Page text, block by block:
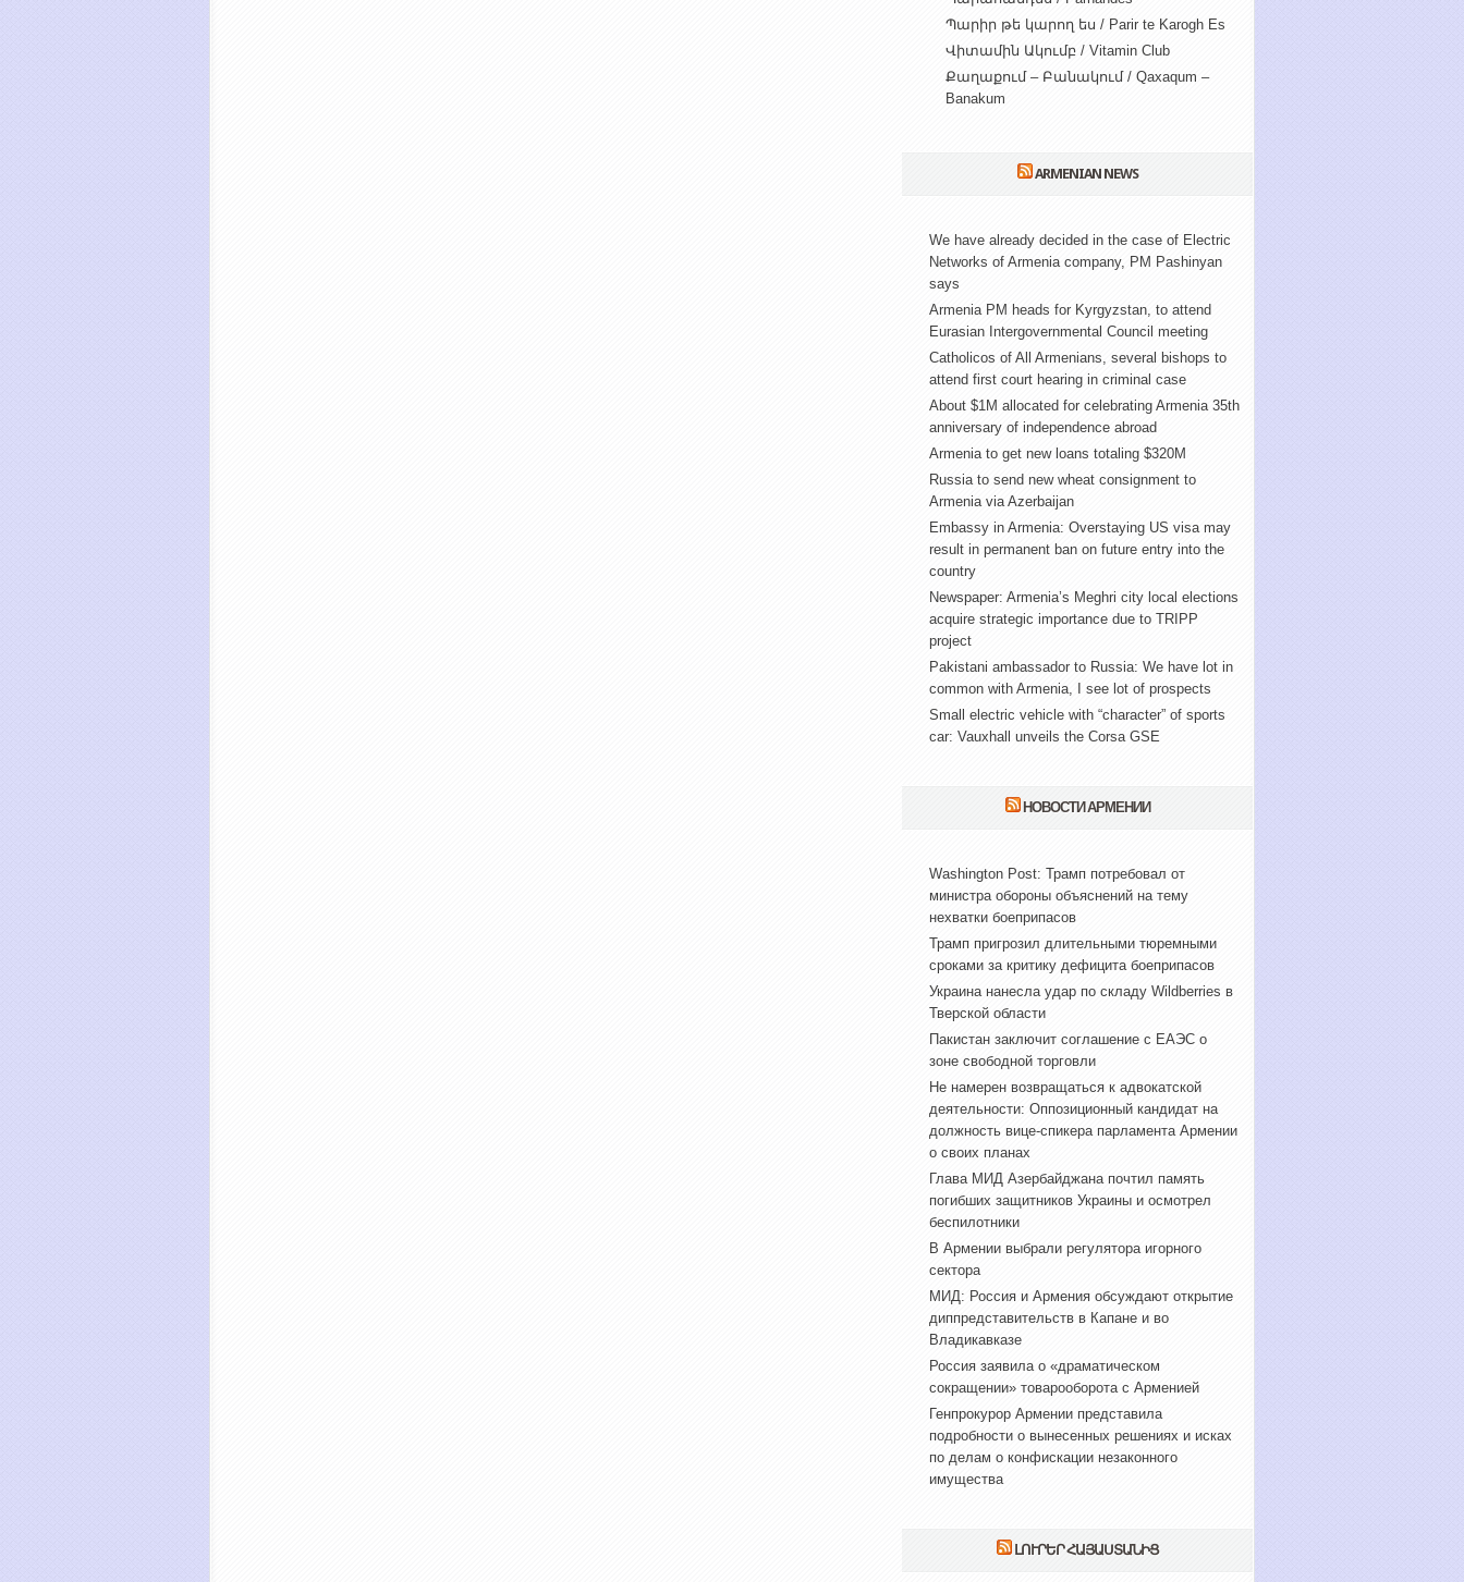
Պարիր թե կարող ես / Parir te Karogh Es
Վիտամին Ակումբ / Vitamin Club
Քաղաքում – Բանակում / Qaxaqum –
Banakum
ARMENIAN NEWS
We have already decided in the case of Electric
Networks of Armenia company, PM Pashinyan
says
Armenia PM heads for Kyrgyzstan, to attend
Eurasian Intergovernmental Council meeting
Catholicos of All Armenians, several bishops to
attend first court hearing in criminal case
About $1M allocated for celebrating Armenia 35th
anniversary of independence abroad
Armenia to get new loans totaling $320M
Russia to send new wheat consignment to
Armenia via Azerbaijan
Embassy in Armenia: Overstaying US visa may
result in permanent ban on future entry into the
country
Newspaper: Armenia’s Meghri city local elections
acquire strategic importance due to TRIPP
project
Pakistani ambassador to Russia: We have lot in
common with Armenia, I see lot of prospects
Small electric vehicle with “character” of sports
car: Vauxhall unveils the Corsa GSE
НОВОСТИ АРМЕНИИ
Washington Post: Трамп потребовал от
министра обороны объяснений на тему
нехватки боеприпасов
Трамп пригрозил длительными тюремными
сроками за критику дефицита боеприпасов
Украина нанесла удар по складу Wildberries в
Тверской области
Пакистан заключит соглашение с ЕАЭС о
зоне свободной торговли
Не намерен возвращаться к адвокатской
деятельности: Оппозиционный кандидат на
должность вице-спикера парламента Армении
о своих планах
Глава МИД Азербайджана почтил память
погибших защитников Украины и осмотрел
беспилотники
В Армении выбрали регулятора игорного
сектора
МИД: Россия и Армения обсуждают открытие
диппредставительств в Капане и во
Владикавказе
Россия заявила о «драматическом
сокращении» товарооборота с Арменией
Генпрокурор Армении представила
подробности о вынесенных решениях и исках
по делам о конфискации незаконного
имущества
ԼՈՒՐԵՐ ՀԱՅԱՍՏԱՆԻՑ